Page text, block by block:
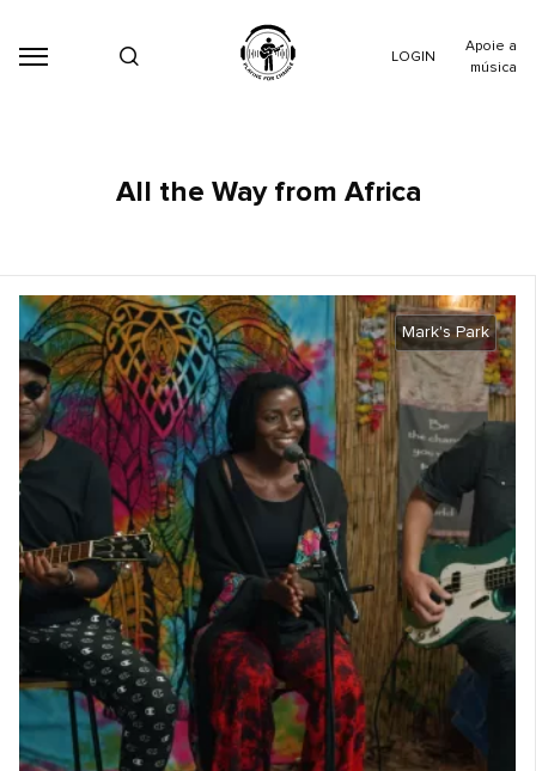
LOGIN
Apoie a
música
All the Way from Africa
Mark's Park